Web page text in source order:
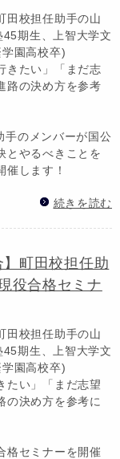
田校担任助手の山
期生、上智大学文
園高校卒)
きたい」「まだ志
路の決め方を参考
のメンバーが国公
とやるべきことを
催します！
続きを読む
】町田校担任助
役合格セミナ
田校担任助手の山
期生、上智大学文
園高校卒)
たい」「まだ志望
の決め方を参考に
格セミナーを開催